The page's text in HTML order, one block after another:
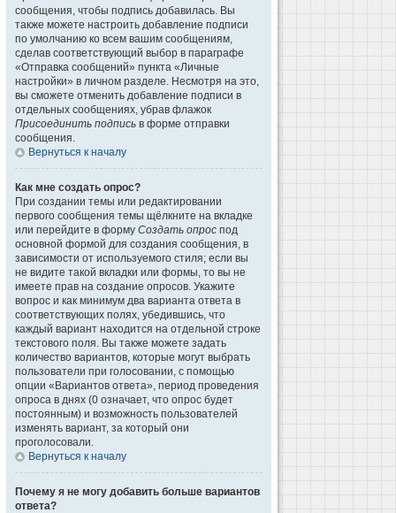
сообщения, чтобы подпись добавилась. Вы
также можете настроить добавление подписи
по умолчанию ко всем вашим сообщениям,
сделав соответствующий выбор в параграфе
«Отправка сообщений» пункта «Личные
настройки» в личном разделе. Несмотря на это,
вы сможете отменить добавление подписи в
отдельных сообщениях, убрав флажок
Присоединить подпись в форме отправки
сообщения.
Вернуться к началу
Как мне создать опрос?
При создании темы или редактировании
первого сообщения темы щёлкните на вкладке
или перейдите в форму Создать опрос под
основной формой для создания сообщения, в
зависимости от используемого стиля; если вы
не видите такой вкладки или формы, то вы не
имеете прав на создание опросов. Укажите
вопрос и как минимум два варианта ответа в
соответствующих полях, убедившись, что
каждый вариант находится на отдельной строке
текстового поля. Вы также можете задать
количество вариантов, которые могут выбрать
пользователи при голосовании, с помощью
опции «Вариантов ответа», период проведения
опроса в днях (0 означает, что опрос будет
постоянным) и возможность пользователей
изменять вариант, за который они
проголосовали.
Вернуться к началу
Почему я не могу добавить больше вариантов
ответа?